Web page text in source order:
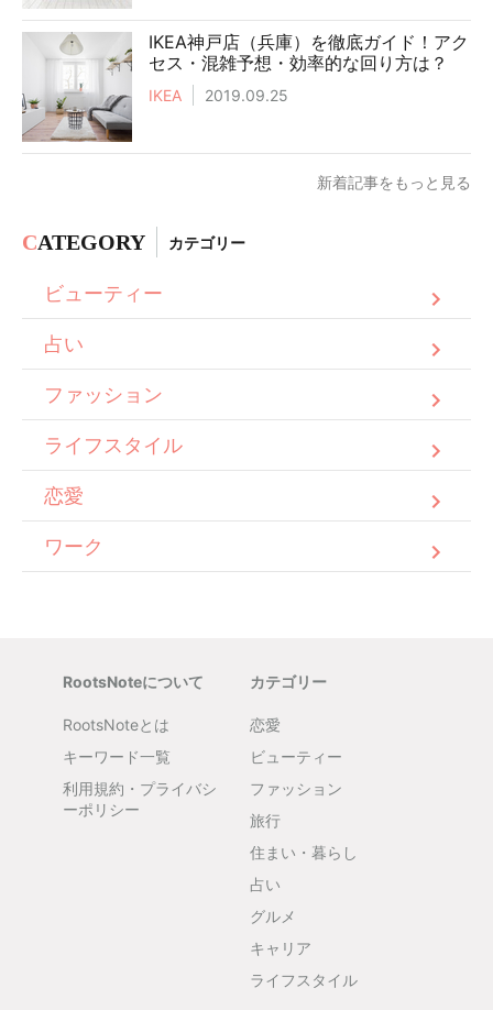
IKEA神戸店（兵庫）を徹底ガイド！アク
セス・混雑予想・効率的な回り方は？
IKEA 2019.09.25
新着記事をもっと見る
CATEGORY カテゴリー
ビューティー
占い
ファッション
ライフスタイル
恋愛
ワーク
RootsNoteについて
RootsNoteとは
キーワード一覧
利用規約・プライバシ
ーポリシー
カテゴリー
恋愛
ビューティー
ファッション
旅行
住まい・暮らし
占い
グルメ
キャリア
ライフスタイル